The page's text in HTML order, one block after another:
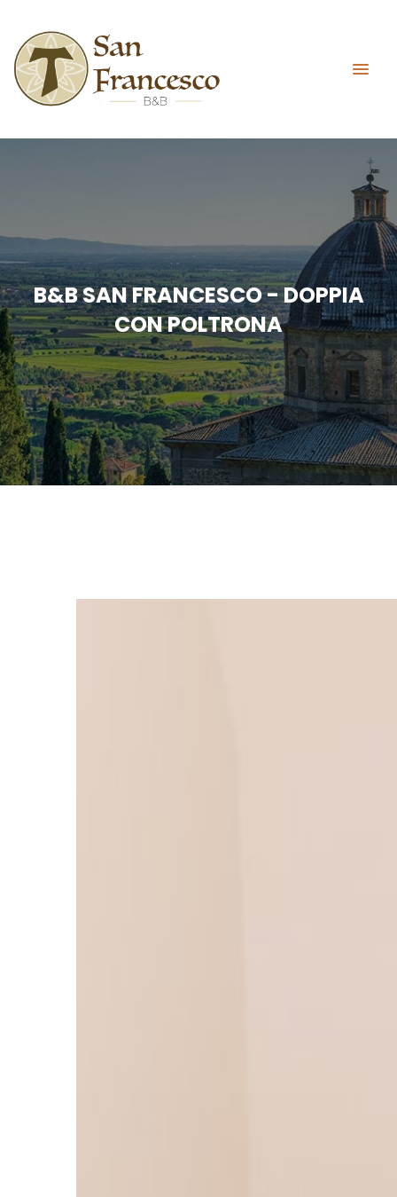
B&B SAN FRANCESCO - DOPPIA
CON POLTRONA